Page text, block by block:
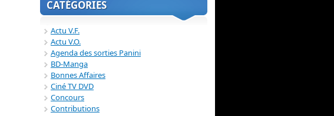
CATÉGORIES
Actu V.F.
Actu V.O.
Agenda des sorties Panini
BD-Manga
Bonnes Affaires
Ciné TV DVD
Concours
Contributions